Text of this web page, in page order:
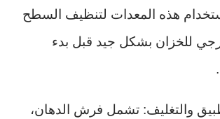
هذه المعدات لتنظيف السطح
للخزان بشكل جيد قبل بدء
والتغليف: تشمل فرش الدهان،